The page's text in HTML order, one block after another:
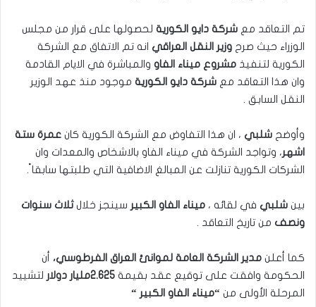
تم التعاقد مع شركة دايو الكورية لحصولها على قرار من مجلس
الوزراء حيث صرح وزير النقل العراقي انه تم الاتفاق مع الشركة
الكورية لتنفيذ مشروع ميناء الفاو والمباشرة في الايام القادمة
وان هذا التعاقد مع شركة دايو الكورية موجود منذ عهد الوزير
النقل السابق .
وأوضح شلبي ، ان هذا التفاوض مع الشركة الكورية كان عمرة ستة
اشهر، وتواجد الشركة في ميناء الفاو بالاشخاص والمعدات وان
الشركات الكورية تنازلت عن المبالغ الاضافية التي طلبتها سابقا ً.
بين شلبي في لقائه ، ميناء الفاو الكبير سينجز خلالثلاث سنوات
ونصف من تاريخ التعاقد .
كما أعلن مدير الشركة العامة لموانئ العراق الفرطوسي، أن
الحكومة وافقت على توقيع عقد بقيمة 2.625مليار دولار
لتشييد
المرحلة الأولى من “ميناء الفاو الكبير “